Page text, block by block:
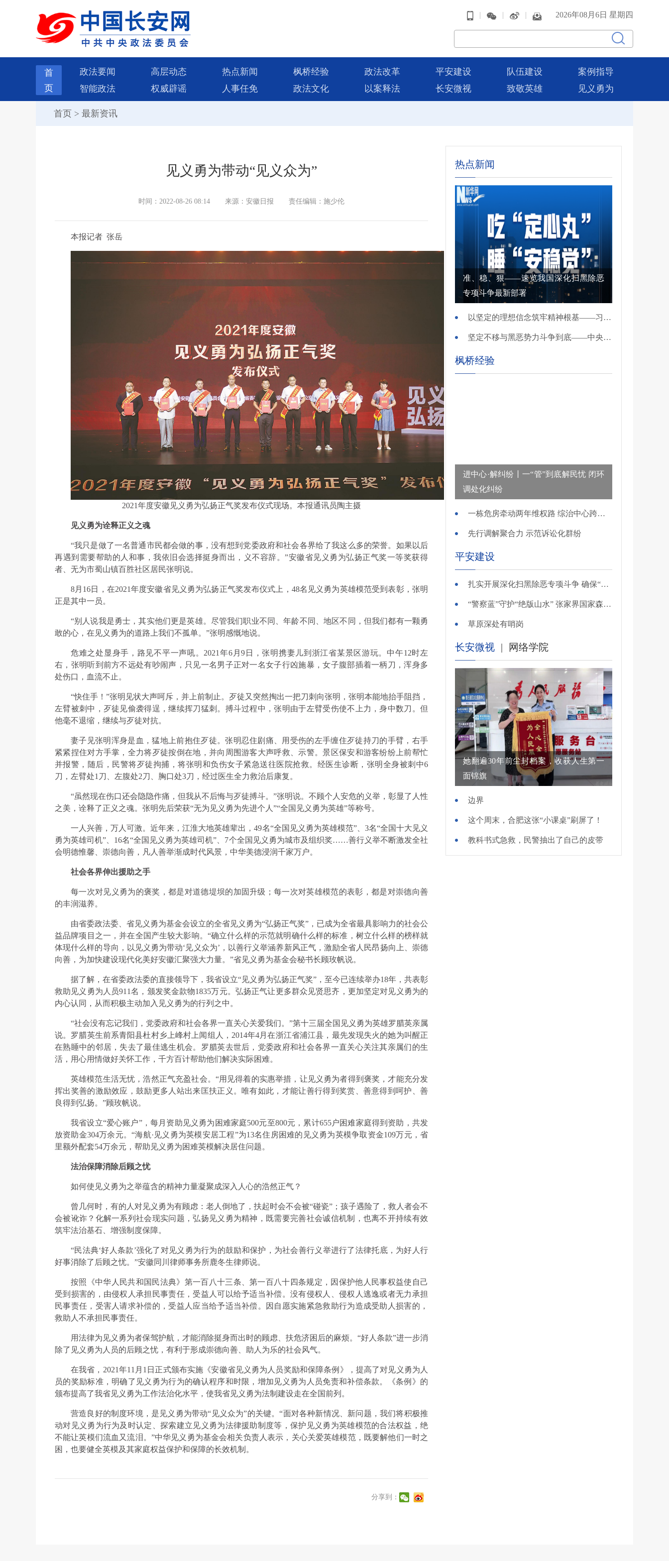
| | | 2026年08月6日 星期四
首
页
政法要闻 高层动态 热点新闻 枫桥经验 政法改革 平安建设 队伍建设
案例指导
智能政法
权威辟谣 人事任免 政法文化 以案释法 长安微视 致敬英雄 见义勇为
首页 > 最新资讯
见义勇为带动“见义众为”
时间：2022-08-26 08:14 来源：安徽日报 责任编辑：施少伦
本报记者 张岳
2021年度安徽见义勇为弘扬正气奖发布仪式现场。本报通讯员陶主摄
见义勇为诠释正义之魂
“我只是做了一名普通市民都会做的事，没有想到党委政府和社会各界给了我这么多的荣誉。如果以后
再遇到需要帮助的人和事，我依旧会选择挺身而出，义不容辞。”安徽省见义勇为弘扬正气奖一等奖获得
者、无为市蜀山镇百胜社区居民张明说。
8月16日，在2021年度安徽省见义勇为弘扬正气奖发布仪式上，48名见义勇为英雄模范受到表彰，张明
正是其中一员。
“别人说我是勇士，其实他们更是英雄。尽管我们职业不同、年龄不同、地区不同，但我们都有一颗勇
敢的心，在见义勇为的道路上我们不孤单。”张明感慨地说。
危难之处显身手，路见不平一声吼。2021年6月9日，张明携妻儿到浙江省某景区游玩。中午12时左
右，张明听到前方不远处有吵闹声，只见一名男子正对一名女子行凶施暴，女子腹部插着一柄刀，浑身多
处伤口，血流不止。
“快住手！”张明见状大声呵斥，并上前制止。歹徒又突然掏出一把刀刺向张明，张明本能地抬手阻挡，
左臂被刺中，歹徒见偷袭得逞，继续挥刀猛刺。搏斗过程中，张明由于左臂受伤使不上力，身中数刀。但
他毫不退缩，继续与歹徒对抗。
妻子见张明浑身是血，猛地上前抱住歹徒。张明忍住剧痛、用受伤的左手缠住歹徒持刀的手臂，右手
紧紧捏住对方手掌，全力将歹徒按倒在地，并向周围游客大声呼救、示警。景区保安和游客纷纷上前帮忙
并报警，随后，民警将歹徒拘捕，将张明和负伤女子紧急送往医院抢救。经医生诊断，张明全身被刺中6
刀，左臂处1刀、左腹处2刀、胸口处3刀，经过医生全力救治后康复。
“虽然现在伤口还会隐隐作痛，但我从不后悔与歹徒搏斗。”张明说。不顾个人安危的义举，彰显了人性
之美，诠释了正义之魂。张明先后荣获“无为见义勇为先进个人”“全国见义勇为英雄”等称号。
一人兴善，万人可激。近年来，江淮大地英雄辈出，49名“全国见义勇为英雄模范”、3名“全国十大见义
勇为英雄司机”、16名“全国见义勇为英雄司机”、7个全国见义勇为城市及组织奖……善行义举不断激发全社
会明德惟馨、崇德向善，凡人善举渐成时代风景，中华美德浸润千家万户。
社会各界伸出援助之手
每一次对见义勇为的褒奖，都是对道德堤坝的加固升级；每一次对英雄模范的表彰，都是对崇德向善
的丰润滋养。
由省委政法委、省见义勇为基金会设立的全省见义勇为“弘扬正气奖”，已成为全省最具影响力的社会公
益品牌项目之一，并在全国产生较大影响。“确立什么样的示范就明确什么样的标准，树立什么样的榜样就
体现什么样的导向，以见义勇为带动‘见义众为’，以善行义举涵养新风正气，激励全省人民昂扬向上、崇德
向善，为加快建设现代化美好安徽汇聚强大力量。”省见义勇为基金会秘书长顾玫帆说。
据了解，在省委政法委的直接领导下，我省设立“见义勇为弘扬正气奖”，至今已连续举办18年，共表彰
救助见义勇为人员911名，颁发奖金款物1835万元。弘扬正气让更多群众见贤思齐，更加坚定对见义勇为的
内心认同，从而积极主动加入见义勇为的行列之中。
“社会没有忘记我们，党委政府和社会各界一直关心关爱我们。”第十三届全国见义勇为英雄罗腊英亲属
说。罗腊英生前系青阳县杜村乡上峰村上闻组人，2014年4月在浙江省浦江县，最先发现失火的她为叫醒正
在熟睡中的邻居，失去了最佳逃生机会。罗腊英去世后，党委政府和社会各界一直关心关注其亲属们的生
活，用心用情做好关怀工作，千方百计帮助他们解决实际困难。
英雄模范生活无忧，浩然正气充盈社会。“用见得着的实惠举措，让见义勇为者得到褒奖，才能充分发
挥出奖善的激励效应，鼓励更多人站出来匡扶正义。唯有如此，才能让善行得到奖赏、善意得到呵护、善
良得到弘扬。”顾玫帆说。
我省设立“爱心账户”，每月资助见义勇为困难家庭500元至800元，累计655户困难家庭得到资助，共发
放资助金304万余元。“海航·见义勇为英模安居工程”为13名住房困难的见义勇为英模争取资金109万元，省
里额外配套54万余元，帮助见义勇为困难英模解决居住问题。
法治保障消除后顾之忧
如何使见义勇为之举蕴含的精神力量凝聚成深入人心的浩然正气？
曾几何时，有的人对见义勇为有顾虑：老人倒地了，扶起时会不会被“碰瓷”；孩子遇险了，救人者会不
会被讹诈？化解一系列社会现实问题，弘扬见义勇为精神，既需要完善社会诚信机制，也离不开持续有效
筑牢法治基石、增强制度保障。
“民法典‘好人条款’强化了对见义勇为行为的鼓励和保护，为社会善行义举进行了法律托底，为好人行
好事消除了后顾之忧。”安徽同川律师事务所鹿冬生律师说。
按照《中华人民共和国民法典》第一百八十三条、第一百八十四条规定，因保护他人民事权益使自己
受到损害的，由侵权人承担民事责任，受益人可以给予适当补偿。没有侵权人、侵权人逃逸或者无力承担
民事责任，受害人请求补偿的，受益人应当给予适当补偿。因自愿实施紧急救助行为造成受助人损害的，
救助人不承担民事责任。
用法律为见义勇为者保驾护航，才能消除挺身而出时的顾虑、扶危济困后的麻烦。“好人条款”进一步消
除了见义勇为人员的后顾之忧，有利于形成崇德向善、助人为乐的社会风气。
在我省，2021年11月1日正式颁布实施《安徽省见义勇为人员奖励和保障条例》，提高了对见义勇为人
员的奖励标准，明确了见义勇为行为的确认程序和时限，增加见义勇为人员免责和补偿条款。《条例》的
颁布提高了我省见义勇为工作法治化水平，使我省见义勇为法制建设走在全国前列。
营造良好的制度环境，是见义勇为带动“见义众为”的关键。“面对各种新情况、新问题，我们将积极推
动对见义勇为行为及时认定、探索建立见义勇为法律援助制度等，保护见义勇为英雄模范的合法权益，绝
不能让英模们流血又流泪。”中华见义勇为基金会相关负责人表示，关心关爱英雄模范，既要解他们一时之
困，也要健全英模及其家庭权益保护和保障的长效机制。
分享到：
热点新闻
准、稳、狠——速览我国深化扫黑除恶
专项斗争最新部署
以坚定的理想信念筑牢精神根基——习近平党建思想理论品格系列述评之一
坚定不移与黑恶势力斗争到底——中央政法委负责同志就开展深化扫黑除恶专项斗争有关问题答记者问
枫桥经验
进中心·解纠纷丨一“管”到底解民忧 闭环
调处化纠纷
一栋危房牵动两年维权路 综治中心跨省寻鉴解民忧
先行调解聚合力 示范诉讼化群纷
平安建设
扎实开展深化扫黑除恶专项斗争 确保“全年全域平平安安、平平稳稳”——广东召开全省扫黑除恶专项斗争视频
“警察蓝”守护“绝版山水” 张家界国家森林公园景区派出所深化“生态警务”建设
草原深处有哨岗
长安微视 | 网络学院
她翻遍30年前尘封档案，收获人生第一
面锦旗
边界
这个周末，合肥这张“小课桌”刷屏了！
教科书式急救，民警抽出了自己的皮带